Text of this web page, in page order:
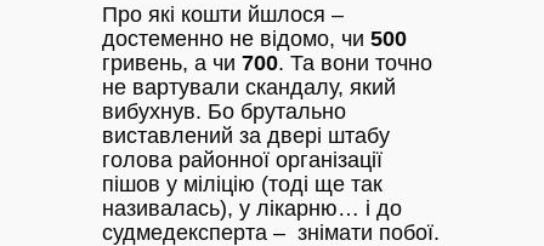
Про які кошти йшлося –
достеменно не відомо, чи 500
гривень, а чи 700. Та вони точно
не вартували скандалу, який
вибухнув. Бо брутально
виставлений за двері штабу
голова районної організації
пішов у міліцію (тоді ще так
називалась), у лікарню… і до
судмедексперта – знімати побої.